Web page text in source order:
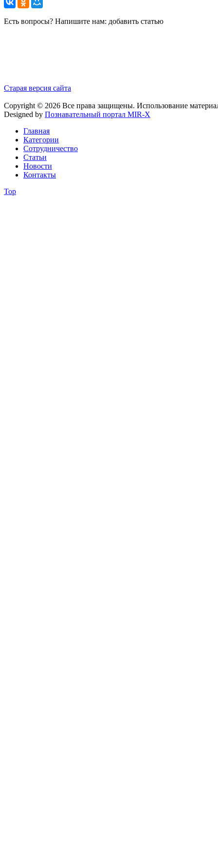
Есть вопросы? Напишите нам: добавить статью
Старая версия сайта
Copyright © 2026 Все права защищены. Использование
Designed by Познавательный портал MIR-X
Главная
Категории
Сотрудничество
Статьи
Новости
Контакты
Top